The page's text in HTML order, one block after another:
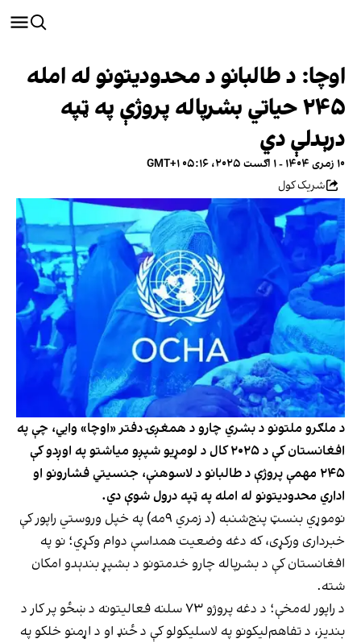
اوچا: د طالبانو د محدودیتونو له امله
۲۴۵ حیاتي بشرپاله پروژې په ټپه
درېدلې دي
۱۰ زمری ۱۴۰۴ - ۱ اګست ۲۰۲۵، ۰۵:۱۶ GMT+۱
شریک کول
د ملګرو ملتونو د بشري چارو د همغږۍ دفتر «اوچا» وايي، چې په
افغانستان کې د ۲۰۲۵ کال د لومړیو شپږو میاشتو په اوږدو کې
۲۴۵ مهمې پروژې د طالبانو د لاسوهنې، جنسیتي فشارونو او
اداري محدودیتونو له امله په ټپه درول شوې دي.
نوموړي بنسټ پنج‌شنبه (د زمري ۹مه) په خپل وروستي راپور کې
خبرداری ورکړی، که دغه وضعیت همداسې دوام وکړي؛ نو په
افغانستان کې د بشرپاله چارو خدمتونو د بشپړ بندېدو امکان
شته.
د راپور له‌مخې؛ د دغه پروژو ۷۳ سلنه فعالیتونه د ښځو پر کار د
بندیز، د تفاهم‌لیکونو په لاسلیکولو کې د ځنډ او د اړمنو خلکو په